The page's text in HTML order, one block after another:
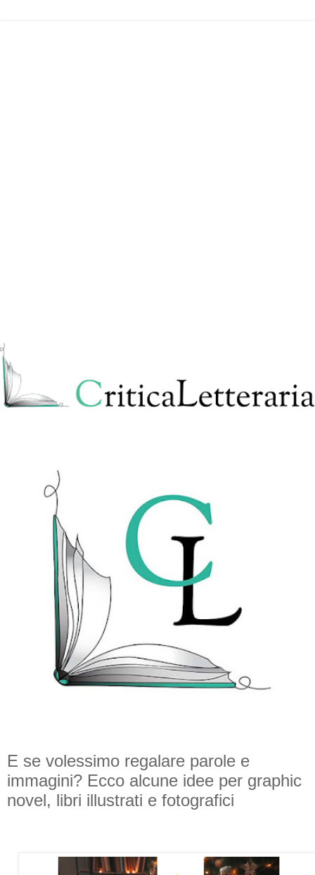
E se volessimo regalare parole e
immagini? Ecco alcune idee per graphic
novel, libri illustrati e fotografici